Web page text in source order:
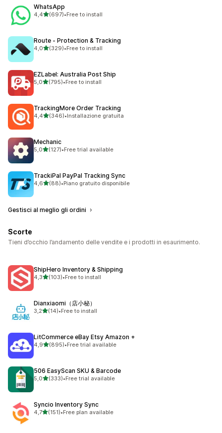
WhatsApp
4,4stelle su 5
(697)
697 recensioni totali
•Free to install
Route ‑ Protection & Tracking
4,0stelle su 5
(329)
329 recensioni totali
•Free to install
EZLabel: Australia Post Ship
5,0stelle su 5
(795)
795 recensioni totali
•Free to install
TrackingMore Order Tracking
4,4stelle su 5
(346)
346 recensioni totali
•Installazione gratuita
Mechanic
5,0stelle su 5
(127)
127 recensioni totali
•Free trial available
TrackiPal PayPal Tracking Sync
4,6stelle su 5
(88)
88 recensioni totali
•Piano gratuito disponibile
Gestisci al meglio gli ordini
Scorte
Tieni d’occhio l’andamento delle vendite e i prodotti in esaurimento.
ShipHero Inventory & Shipping
4,3stelle su 5
(103)
103 recensioni totali
•Free to install
Dianxiaomi（店小秘）
3,2stelle su 5
(14)
14 recensioni totali
•Free to install
LitCommerce eBay Etsy Amazon +
4,9stelle su 5
(895)
895 recensioni totali
•Free trial available
506 EasyScan SKU & Barcode
5,0stelle su 5
(333)
333 recensioni totali
•Free trial available
Syncio Inventory Sync
4,7stelle su 5
(151)
151 recensioni totali
•Free plan available